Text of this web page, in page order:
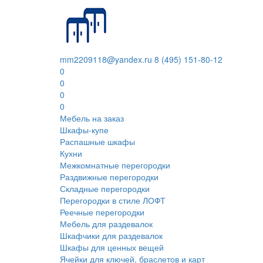
mm2209118@yandex.ru 8 (495) 151-80-12
0
0
0
0
Мебель на заказ
Шкафы-купе
Распашные шкафы
Кухни
Межкомнатные перегородки
Раздвижные перегородки
Складные перегородки
Перегородки в стиле ЛОФТ
Реечные перегородки
Мебель для раздевалок
Шкафчики для раздевалок
Шкафы для ценных вещей
Ячейки для ключей, браслетов и карт